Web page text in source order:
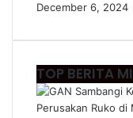
December 6, 2024
TOP BERITA